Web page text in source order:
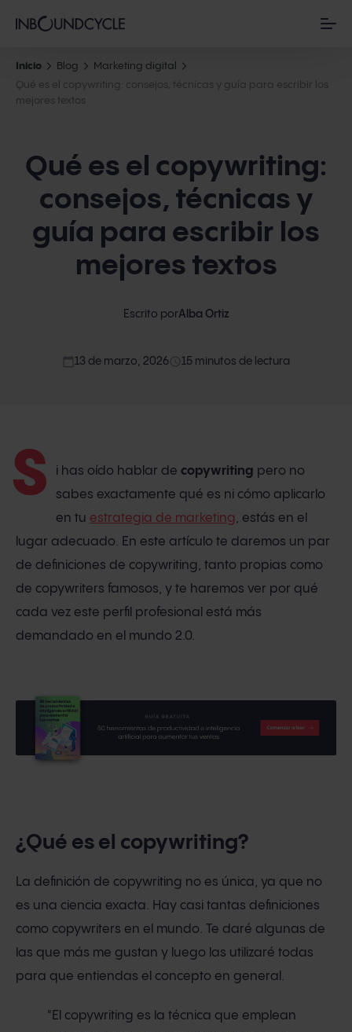
Inicio Blog
Marketing digital
Qué es el copywriting: consejos, técnicas y guía para escribir los
mejores textos
Qué es el copywriting:
consejos, técnicas y
guía para escribir los
mejores textos
Escrito porAlba Ortiz
15 minutos de lectura
13 de marzo, 2026
S i has oído hablar de copywriting pero no
sabes exactamente qué es ni cómo aplicarlo
en tu estrategia de marketing , estás en el
lugar adecuado. En este artículo te daremos un par
de definiciones de copywriting, tanto propias como
de copywriters famosos, y te haremos ver por qué
cada vez este perfil profesional está más
demandado en el mundo 2.0.
¿Qué es el copywriting?
La definición de copywriting no es única, ya que no
es una ciencia exacta. Hay casi tantas definiciones
como copywriters en el mundo. Te daré algunas de
las que más me gustan y luego las utilizaré todas
para que entiendas el concepto en general.
"El copywriting es la técnica que emplean